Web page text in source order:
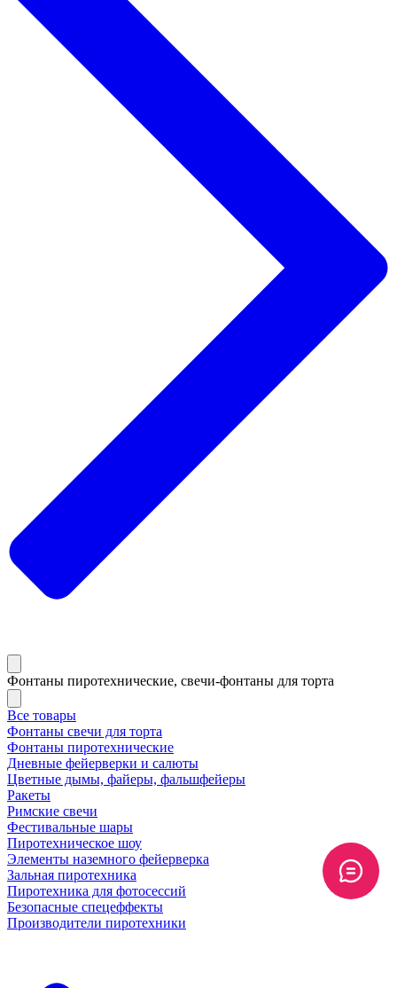
Фонтаны пиротехнические, свечи-фонтаны для торта
Все товары
Фонтаны свечи для торта
Фонтаны пиротехнические
Дневные фейерверки и салюты
Цветные дымы, файеры, фальшфейеры
Ракеты
Римские свечи
Фестивальные шары
Пиротехническое шоу
Элементы наземного фейерверка
Зальная пиротехника
Пиротехника для фотосессий
Безопасные спецеффекты
Производители пиротехники